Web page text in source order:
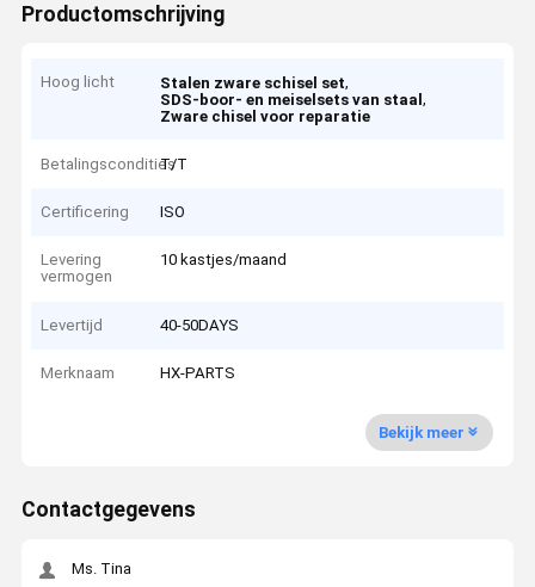
Productomschrijving
Hoog licht Stalen zware schisel set,
SDS-boor- en meiselsets van staal,
Zware chisel voor reparatie
Betalingscondities
T/T
Certificering ISO
Levering
vermogen
10 kastjes/maand
Levertijd 40-50DAYS
Merknaam HX-PARTS
Bekijk meer
Contactgegevens
Ms. Tina